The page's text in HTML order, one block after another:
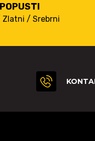
/ Srebrni